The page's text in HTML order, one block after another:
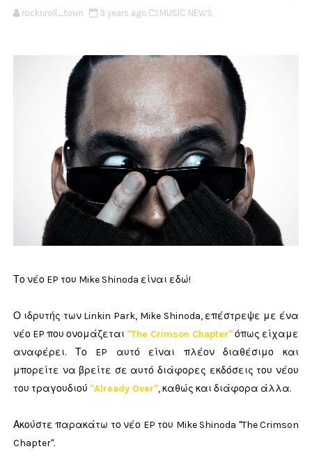
rocknroll_town 3 years ago MUSIC NEWS,
Το νέο EP του Mike Shinoda είναι εδώ!
Ο ιδρυτής των Linkin Park, Mike Shinoda, επέστρεψε με ένα
νέο EP που ονομάζεται "The Crimson Chapter"όπως είχαμε
αναφέρει. Το EP αυτό είναι πλέον διαθέσιμο και
μπορείτε να βρείτε σε αυτό διάφορες εκδόσεις του νέου
του τραγουδιού "Already Over", καθώς και διάφορα άλλα.
Ακούστε παρακάτω το νέο EP του Mike Shinoda "The Crimson
Chapter".